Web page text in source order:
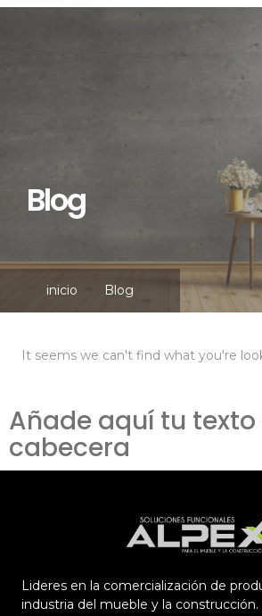
inicio Blog
Blog
It seems we can't find what you're
Añade aquí tu texto
cabecera
Lideres en la comercialización de
industria del mueble y la construcción.